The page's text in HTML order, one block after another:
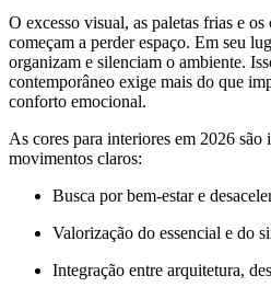
O excesso visual, as paletas frias e os
começam a perder espaço. Em seu
organizam e silenciam o ambiente.
contemporâneo exige mais do que
conforto emocional.
As cores para interiores em 2026
movimentos claros:
Busca por bem-estar e
Valorização do essencial e do
Integração entre arquitetura,